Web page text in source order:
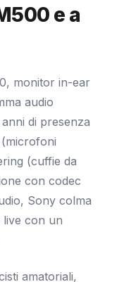
e a
monitor in-ear
audio
di presenza
(cuffie da
con codec
Sony colma
live con un
amatoriali,